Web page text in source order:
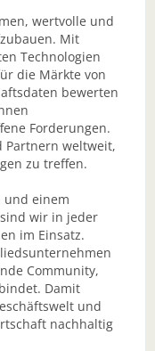
wertvolle und
Mit
Technologien
die Märkte von
bewerten
Forderungen.
Partnern weltweit,
zu treffen.
und einem
wir in jeder
im Einsatz.
Community,
Damit
und
nachhaltig